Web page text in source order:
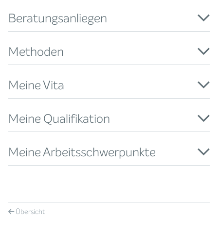
Beratungsanliegen
Methoden
Meine Vita
Meine Qualifikation
Meine Arbeitsschwerpunkte
Übersicht